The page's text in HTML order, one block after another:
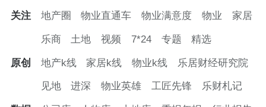
关注 地产圈 物业直通车 物业满意度 物业 家居
乐商 土地 视频 7*24 专题 精选
原创 地产k线 家居k线 物业k线 乐居财经研究院
见地 进深 物业英雄 工匠先锋 乐财札记